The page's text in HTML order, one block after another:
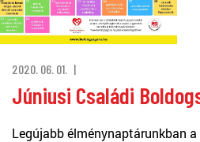
2020. 06. 01.
Júniusi Családi
Legújabb élménynaptárunkban